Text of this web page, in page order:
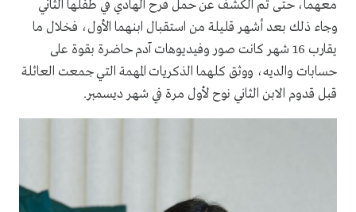
معهما، حتى تم الكشف عن حمل فرح الهادي في طفلها الثاني
وجاء ذلك بعد أشهر قليلة من استقبال ابنهما الأول، فخلال ما
يقارب 16 شهر كانت صور وفيديوهات آدم حاضرة بقوة على
حسابات والديه، ووثق كلهما الذكريات المهمة التي جمعت العائلة
قبل قدوم الابن الثاني نوح لأول مرة في شهر ديسمبر.